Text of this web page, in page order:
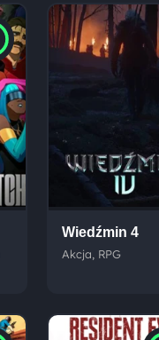
Wiedźmin 4
Akcja, RPG